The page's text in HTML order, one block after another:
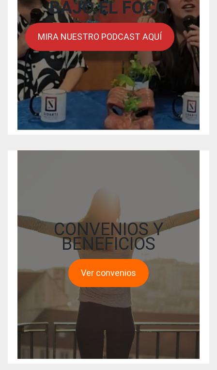
BAJO EL FOCO
MIRA NUESTRO PODCAST AQUÍ
CONVENIOS Y
BENEFICIOS
Ver convenios